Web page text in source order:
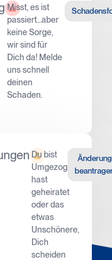
Misst, es ist
passiert…aber
keine Sorge,
wir sind für
Dich da! Melde
uns schnell
deinen
Schaden.
Du bist
Umgezogen,
hast
geheiratet
oder das
etwas
Unschönere,
Dich
scheiden
Änderung